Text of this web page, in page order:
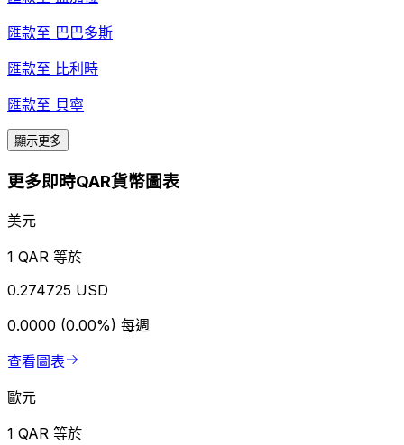
匯款至 巴巴多斯
匯款至 比利時
匯款至 貝寧
顯示更多
更多即時QAR貨幣圖表
美元
1 QAR 等於
0.274725 USD
0.0000 (0.00%) 每週
查看圖表
歐元
1 QAR 等於